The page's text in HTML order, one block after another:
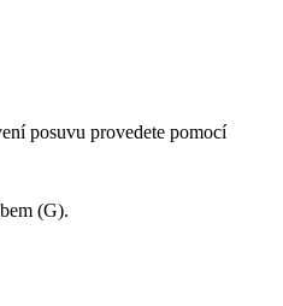
posuvu provedete pomocí
(G).